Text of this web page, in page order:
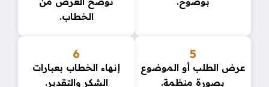
الخطاب.
5
عرض الطلب أو الموضوع
بصورة منظمة.
6
إنهاء الخطاب بعبارات
الشكر والتقدير.